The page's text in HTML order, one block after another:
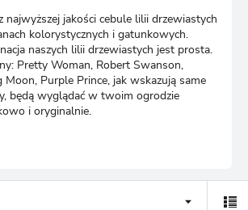
najwyższej jakości cebule lilii drzewiastych
kolorystycznych i gatunkowych.
naszych lilii drzewiastych jest prosta.
Pretty Woman, Robert Swanson,
Moon, Purple Prince, jak wskazują same
będą wyglądać w twoim ogrodzie
i oryginalnie.